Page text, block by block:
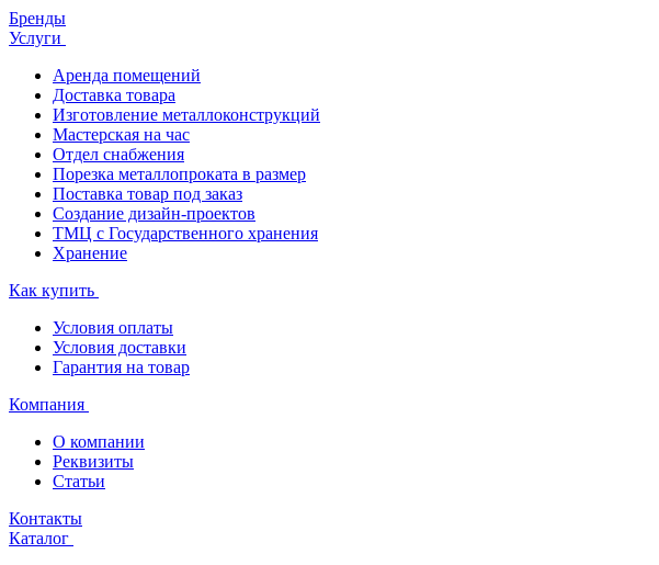
Бренды
Услуги
Аренда помещений
Доставка товара
Изготовление металлоконструкций
Мастерская на час
Отдел снабжения
Порезка металлопроката в размер
Поставка товар под заказ
Создание дизайн-проектов
ТМЦ с Государственного хранения
Хранение
Как купить
Условия оплаты
Условия доставки
Гарантия на товар
Компания
О компании
Реквизиты
Статьи
Контакты
Каталог